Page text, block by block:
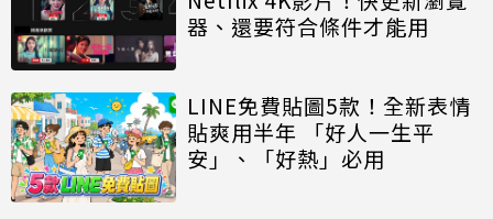
器、還要符合條件才能用
LINE免費貼圖5款！全新表情
貼爽用半年 「好人一生平
安」、「好熱」必用